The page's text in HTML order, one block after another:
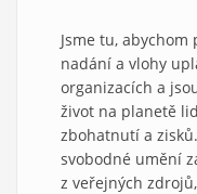
Jsme tu, abychom
nadání a vlohy
organizacích a
život na planetě
zbohatnutí a
svobodné umění
z veřejných